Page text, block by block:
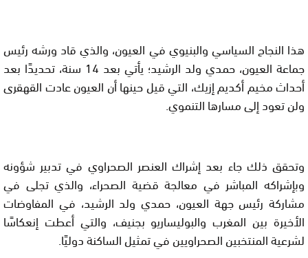
هذا النجاح السياسي والبنيوي في العيون، والذي قاد ورشه رئيس
جماعة العيون، حمدي ولد الرشيد؛ يأتي بعد 14 سنة، تحديدًا بعد
أحداث مخيم أكديم إزيك، التي قيل حينها أن العيون عادت القهقرى
ولن تعود إلى مسارها التنموي.
وتحقق ذلك جاء بعد إشراك العنصر الصحراوي في تدبير شؤونه
وبإشراكه المباشر في معالجة قضية الصحراء، والذي تجلى في
مشاركة رئيس جهة العيون، حمدي ولد الرشيد، في المفاوضات
الأخيرة بين المغرب والبوليساريو بجنيف، والتي أعطت إنعكاسًا
لشرعية المنتخبين الصحراويين في تمثيل الساكنة دوليًا.